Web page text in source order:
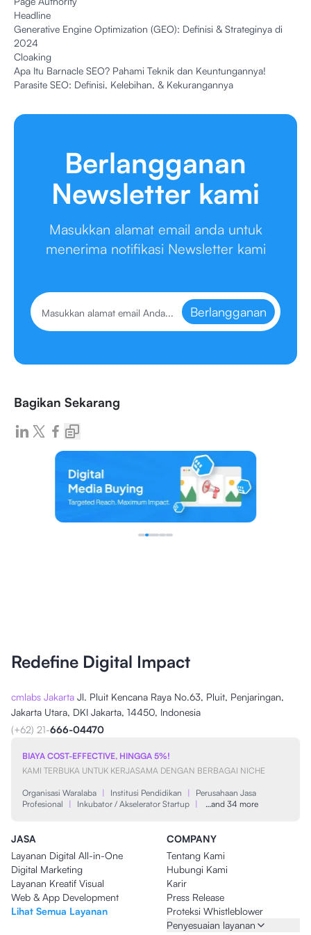
Headline
Generative Engine Optimization (GEO): Definisi & Strateginya di
2024
Cloaking
Apa Itu Barnacle SEO? Pahami Teknik dan Keuntungannya!
Parasite SEO: Definisi, Kelebihan, & Kekurangannya
Berlangganan
Newsletter kami
Masukkan alamat email anda untuk
menerima notifikasi Newsletter kami
Berlangganan
Bagikan Sekarang
Redefine Digital Impact
cmlabs Jakarta Jl. Pluit Kencana Raya No.63, Pluit, Penjaringan,
Jakarta Utara, DKI Jakarta, 14450, Indonesia
(+62) 21-666-04470
BIAYA COST-EFFECTIVE, HINGGA 5%!
KAMI TERBUKA UNTUK KERJASAMA DENGAN BERBAGAI NICHE
Organisasi Waralaba | Institusi Pendidikan |
Perusahaan Jasa
Profesional
| Inkubator / Akselerator Startup | …and 34 more
JASA
Layanan Digital All-in-One
Digital Marketing
Layanan Kreatif Visual
Web & App Development
Lihat Semua Layanan
COMPANY
Tentang Kami
Hubungi Kami
Karir
Press Release
Proteksi Whistleblower
Penyesuaian layanan